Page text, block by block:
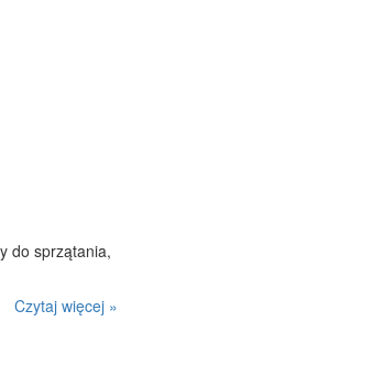
do sprzątania,
Czytaj więcej »